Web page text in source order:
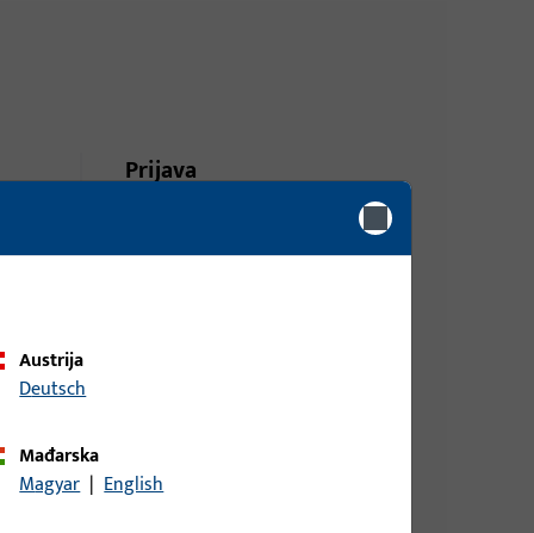
Prijava
Prijavite se podacima kupca da
biste dobili informacije o cijeni ili
Austrija
Deutsch
Mađarska
Magyar | English